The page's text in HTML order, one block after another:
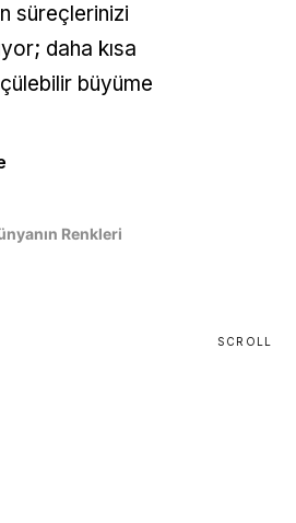
süreçlerinizi
daha kısa
büyüme
Renkleri
SCROLL